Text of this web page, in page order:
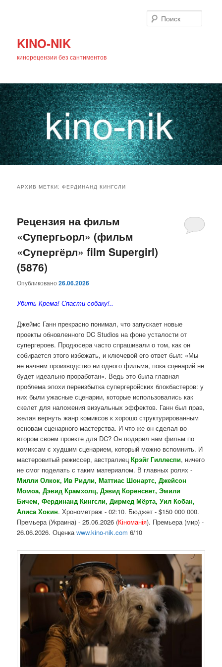
KINO-NIK
кинорецензии без сантиментов
основному
содержимому
дополнительному
содержимому
АРХИВ МЕТКИ:ФЕРДИНАНД КИНГСЛИ
Рецензия на фильм
«Супергьорл» (фильм
«Супергёрл» film Supergirl)
(5876)
Опубликовано26.06.2026
Убить Крема! Спасти собаку!..
Джеймс Ганн прекрасно понимал, что запускает новые
проекты обновленного DC Studios на фоне усталости от
супергероев. Продюсера часто спрашивали о том, как он
собирается этого избежать, и ключевой его ответ был: «Мы
не начнем производство ни одного фильма, пока сценарий не
будет идеально проработан». Ведь это была главная
проблема эпохи переизбытка супергеройских блокбастеров: у
них были ужасные сценарии, которые использовались как
скелет для наложения визуальных эффектов. Ганн был прав,
желая вернуть жанр комиксов к хорошо структурированным
основам сценарного мастерства. И что же он сделал во
втором своем проекте для DC? Он подарил нам фильм по
комиксам с худшим сценарием, который можно вспомнить. И
мастеровитый режиссер, австралиецКрэйг Гиллеспи, ничего
не смог поделать с таким материалом. В главных ролях -
Милли Олкок, Ив Ридли, Маттиас Шонартс, Джейсон
Момоа, Дэвид Крамхолц, Дэвид Коренсвет, Эмили
Бичем, Фердинанд Кингсли, Дирмед Мёрта, Уил Кобан,
Алиса Хокин. Хронометраж - 02:10. Бюджет - $150 000 000.
Премьера (Украина) - 25.06.2026 (Кіноманія). Премьера (мир) -
26.06.2026. Оценкаwww.kino-nik.com 6/10